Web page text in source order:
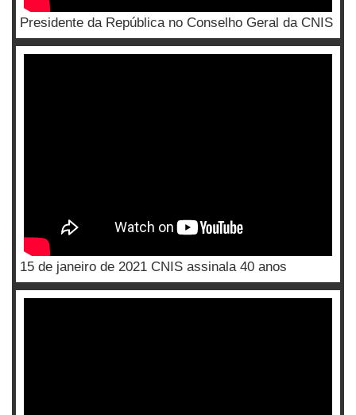
Presidente da República no Conselho Geral da CNIS
15 de janeiro de 2021 CNIS assinala 40 anos